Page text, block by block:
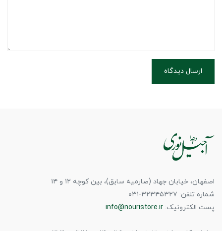
ارسال دیدگاه
اصفهان، خیابان جهاد (صارمیه سابق)، بین کوچه ۱۲ و ۱۴
شماره تلفن: ۳۲۳۴۵۳۲۷-۰۳۱
پست الکترونیک: info@nouristore.ir